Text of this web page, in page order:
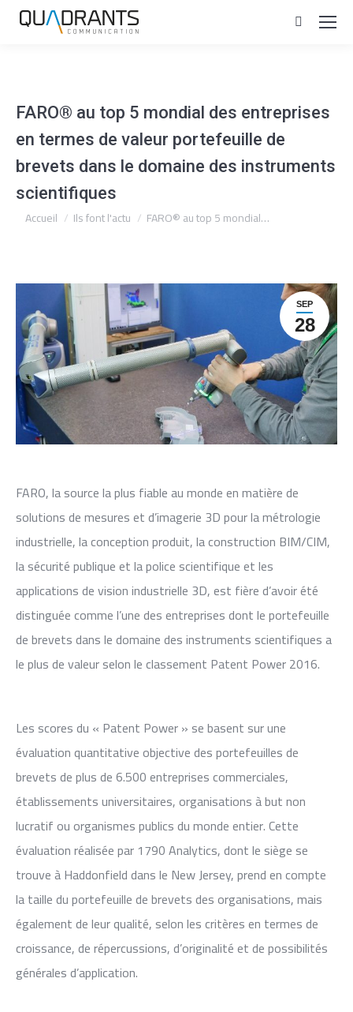
FARO® au top 5 mondial des entreprises
en termes de valeur portefeuille de
brevets dans le domaine des instruments
scientifiques
Vous êtes ici :
Accueil Ils font l'actu FARO® au top 5 mondial…
SEP
28
FARO, la source la plus fiable au monde en matière de
solutions de mesures et d’imagerie 3D pour la métrologie
industrielle, la conception produit, la construction BIM/CIM,
la sécurité publique et la police scientifique et les
applications de vision industrielle 3D, est fière d’avoir été
distinguée comme l’une des entreprises dont le portefeuille
de brevets dans le domaine des instruments scientifiques a
le plus de valeur selon le classement Patent Power 2016.
Les scores du « Patent Power » se basent sur une
évaluation quantitative objective des portefeuilles de
brevets de plus de 6.500 entreprises commerciales,
établissements universitaires, organisations à but non
lucratif ou organismes publics du monde entier. Cette
évaluation réalisée par 1790 Analytics, dont le siège se
trouve à Haddonfield dans le New Jersey, prend en compte
la taille du portefeuille de brevets des organisations, mais
également de leur qualité, selon les critères en termes de
croissance, de répercussions, d’originalité et de possibilités
générales d’application.